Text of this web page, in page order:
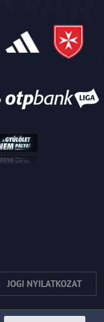
JOGI NYILATKOZAT